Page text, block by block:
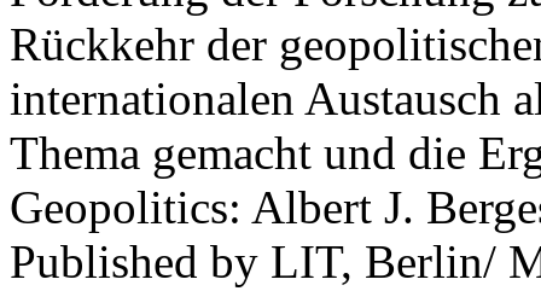
Rückkehr der
internationalen Austausch
Thema gemacht und die
Geopolitics: Albert J.
Published by LIT, Berlin/